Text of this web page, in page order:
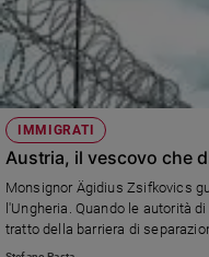
IMMIGRATI
Austria, il vescovo che
Monsignor Ägidius Zsifkovics
l'Ungheria. Quando le autorità
tratto della barriera di
alla Chiesa lui ha fatto